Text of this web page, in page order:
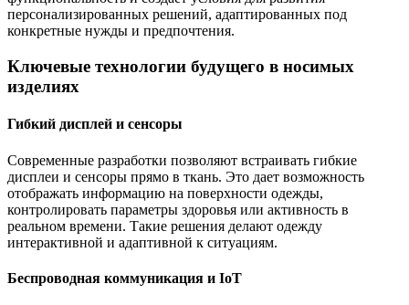
персонализированных решений, адаптированных под
конкретные нужды и предпочтения.
Ключевые технологии будущего в носимых
изделиях
Гибкий дисплей и сенсоры
Современные разработки позволяют встраивать гибкие
дисплеи и сенсоры прямо в ткань. Это дает возможность
отображать информацию на поверхности одежды,
контролировать параметры здоровья или активность в
реальном времени. Такие решения делают одежду
интерактивной и адаптивной к ситуациям.
Беспроводная коммуникация и IoT